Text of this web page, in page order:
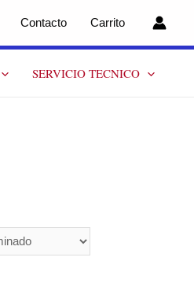
Contacto Carrito
SERVICIO TECNICO